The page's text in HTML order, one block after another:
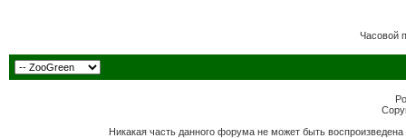
Часовой
Никакая часть данного форума не может быть